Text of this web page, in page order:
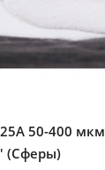
50-400 мкм
(Сферы)